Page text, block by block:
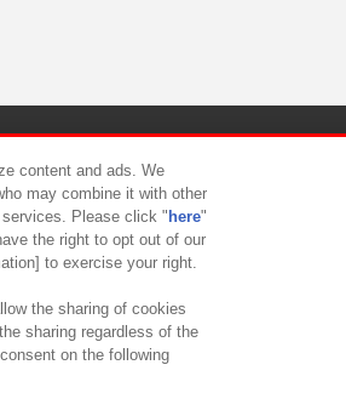
マーハラスメント対応方針
content and ads. We
may combine it with other
Please click " here"
the right to opt out of our
to exercise your right.
the sharing of cookies
sharing regardless of the
on the following